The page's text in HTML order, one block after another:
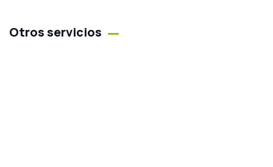
Otros servicios